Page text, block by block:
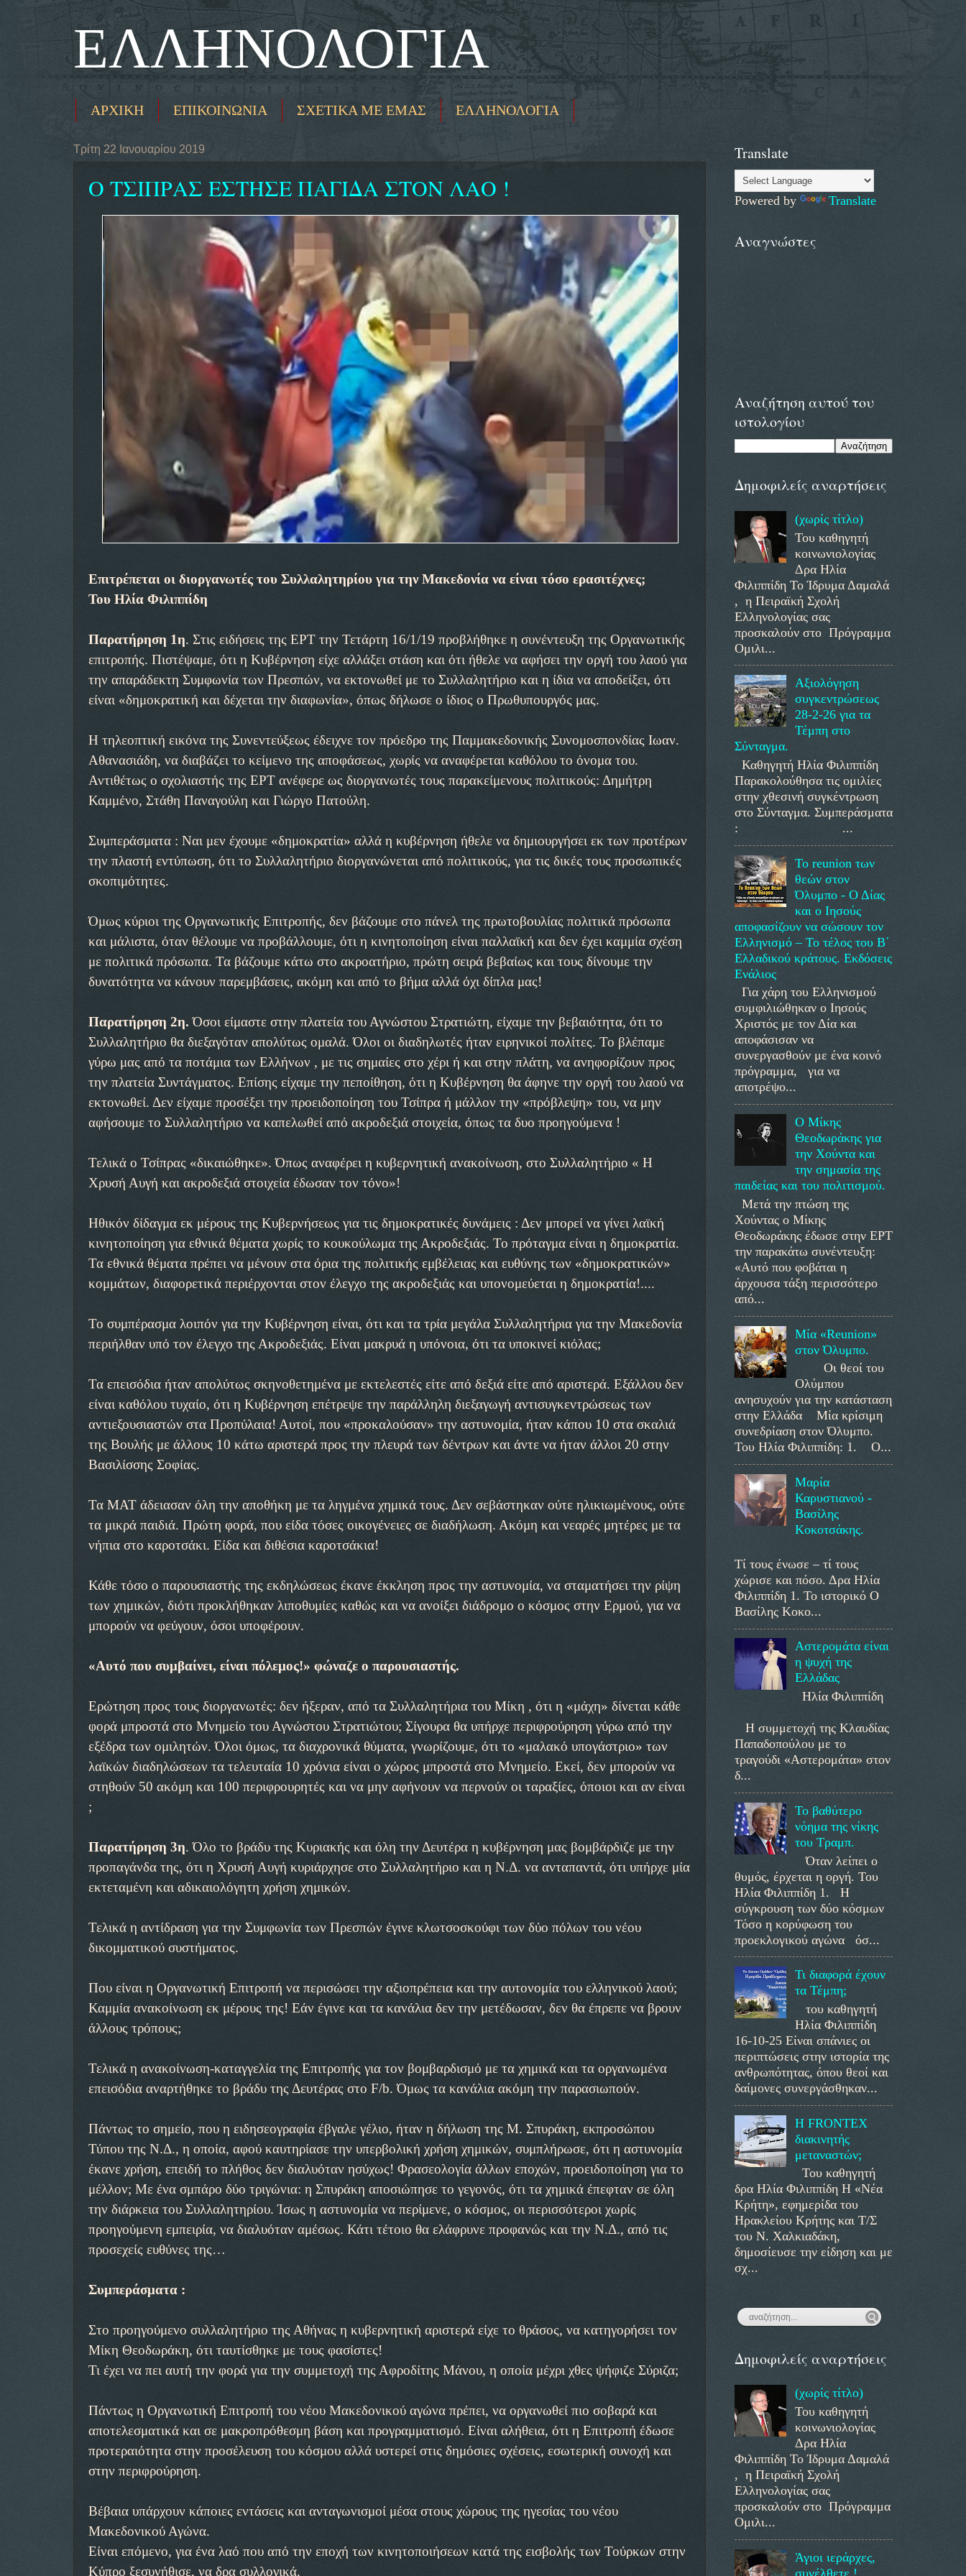
ΕΛΛΗΝΟΛΟΓΙΑ
ΑΡΧΙΚΗ ΕΠΙΚΟΙΝΩΝΙΑ ΣΧΕΤΙΚΑ ΜΕ ΕΜΑΣ ΕΛΛΗΝΟΛΟΓΙΑ
Τρίτη 22 Ιανουαρίου 2019
Ο ΤΣΙΠΡΑΣ ΕΣΤΗΣΕ ΠΑΓΙΔΑ ΣΤΟΝ ΛΑΟ !
Επιτρέπεται οι διοργανωτές του Συλλαλητηρίου για την Μακεδονία να είναι τόσο ερασιτέχνες;
Του Ηλία Φιλιππίδη
Παρατήρηση 1η. Στις ειδήσεις της ΕΡΤ την Τετάρτη 16/1/19 προβλήθηκε η συνέντευξη της Οργανωτικής
επιτροπής. Πιστέψαμε, ότι η Κυβέρνηση είχε αλλάξει στάση και ότι ήθελε να αφήσει την οργή του λαού για
την απαράδεκτη Συμφωνία των Πρεσπών, να εκτονωθεί με το Συλλαλητήριο και η ίδια να αποδείξει, ότι
είναι «δημοκρατική και δέχεται την διαφωνία», όπως δήλωσε ο ίδιος ο Πρωθυπουργός μας.
Η τηλεοπτική εικόνα της Συνεντεύξεως έδειχνε τον πρόεδρο της Παμμακεδονικής Συνομοσπονδίας Ιωαν.
Αθανασιάδη, να διαβάζει το κείμενο της αποφάσεως, χωρίς να αναφέρεται καθόλου το όνομα του.
Αντιθέτως ο σχολιαστής της ΕΡΤ ανέφερε ως διοργανωτές τους παρακείμενους πολιτικούς: Δημήτρη
Καμμένο, Στάθη Παναγούλη και Γιώργο Πατούλη.
Συμπεράσματα : Ναι μεν έχουμε «δημοκρατία» αλλά η κυβέρνηση ήθελε να δημιουργήσει εκ των προτέρων
την πλαστή εντύπωση, ότι το Συλλαλητήριο διοργανώνεται από πολιτικούς, για τις δικές τους προσωπικές
σκοπιμότητες.
Όμως κύριοι της Οργανωτικής Επιτροπής, δεν βάζουμε στο πάνελ της πρωτοβουλίας πολιτικά πρόσωπα
και μάλιστα, όταν θέλουμε να προβάλλουμε, ότι η κινητοποίηση είναι παλλαϊκή και δεν έχει καμμία σχέση
με πολιτικά πρόσωπα. Τα βάζουμε κάτω στο ακροατήριο, πρώτη σειρά βεβαίως και τους δίνουμε την
δυνατότητα να κάνουν παρεμβάσεις, ακόμη και από το βήμα αλλά όχι δίπλα μας!
Παρατήρηση 2η. Όσοι είμαστε στην πλατεία του Αγνώστου Στρατιώτη, είχαμε την βεβαιότητα, ότι το
Συλλαλητήριο θα διεξαγόταν απολύτως ομαλά. Όλοι οι διαδηλωτές ήταν ειρηνικοί πολίτες. Το βλέπαμε
γύρω μας από τα ποτάμια των Ελλήνων , με τις σημαίες στο χέρι ή και στην πλάτη, να ανηφορίζουν προς
την πλατεία Συντάγματος. Επίσης είχαμε την πεποίθηση, ότι η Κυβέρνηση θα άφηνε την οργή του λαού να
εκτονωθεί. Δεν είχαμε προσέξει την προειδοποίηση του Τσίπρα ή μάλλον την «πρόβλεψη» του, να μην
αφήσουμε το Συλλαλητήριο να καπελωθεί από ακροδεξιά στοιχεία, όπως τα δυο προηγούμενα !
Τελικά ο Τσίπρας «δικαιώθηκε». Όπως αναφέρει η κυβερνητική ανακοίνωση, στο Συλλαλητήριο « Η
Χρυσή Αυγή και ακροδεξιά στοιχεία έδωσαν τον τόνο»!
Ηθικόν δίδαγμα εκ μέρους της Κυβερνήσεως για τις δημοκρατικές δυνάμεις : Δεν μπορεί να γίνει λαϊκή
κινητοποίηση για εθνικά θέματα χωρίς το κουκούλωμα της Ακροδεξιάς. Το πρόταγμα είναι η δημοκρατία.
Τα εθνικά θέματα πρέπει να μένουν στα όρια της πολιτικής εμβέλειας και ευθύνης των «δημοκρατικών»
κομμάτων, διαφορετικά περιέρχονται στον έλεγχο της ακροδεξιάς και υπονομεύεται η δημοκρατία!....
Το συμπέρασμα λοιπόν για την Κυβέρνηση είναι, ότι και τα τρία μεγάλα Συλλαλητήρια για την Μακεδονία
περιήλθαν υπό τον έλεγχο της Ακροδεξιάς. Είναι μακρυά η υπόνοια, ότι τα υποκινεί κιόλας;
Τα επεισόδια ήταν απολύτως σκηνοθετημένα με εκτελεστές είτε από δεξιά είτε από αριστερά. Εξάλλου δεν
είναι καθόλου τυχαίο, ότι η Κυβέρνηση επέτρεψε την παράλληλη διεξαγωγή αντισυγκεντρώσεως των
αντιεξουσιαστών στα Προπύλαια! Αυτοί, που «προκαλούσαν» την αστυνομία, ήταν κάπου 10 στα σκαλιά
της Βουλής με άλλους 10 κάτω αριστερά προς την πλευρά των δέντρων και άντε να ήταν άλλοι 20 στην
Βασιλίσσης Σοφίας.
Τα ΜΑΤ άδειασαν όλη την αποθήκη με τα ληγμένα χημικά τους. Δεν σεβάστηκαν ούτε ηλικιωμένους, ούτε
τα μικρά παιδιά. Πρώτη φορά, που είδα τόσες οικογένειες σε διαδήλωση. Ακόμη και νεαρές μητέρες με τα
νήπια στο καροτσάκι. Είδα και διθέσια καροτσάκια!
Κάθε τόσο ο παρουσιαστής της εκδηλώσεως έκανε έκκληση προς την αστυνομία, να σταματήσει την ρίψη
των χημικών, διότι προκλήθηκαν λιποθυμίες καθώς και να ανοίξει διάδρομο ο κόσμος στην Ερμού, για να
μπορούν να φεύγουν, όσοι υποφέρουν.
«Αυτό που συμβαίνει, είναι πόλεμος!» φώναζε ο παρουσιαστής.
Ερώτηση προς τους διοργανωτές: δεν ήξεραν, από τα Συλλαλητήρια του Μίκη , ότι η «μάχη» δίνεται κάθε
φορά μπροστά στο Μνημείο του Αγνώστου Στρατιώτου; Σίγουρα θα υπήρχε περιφρούρηση γύρω από την
εξέδρα των ομιλητών. Όλοι όμως, τα διαχρονικά θύματα, γνωρίζουμε, ότι το «μαλακό υπογάστριο» των
λαϊκών διαδηλώσεων τα τελευταία 10 χρόνια είναι ο χώρος μπροστά στο Μνημείο. Εκεί, δεν μπορούν να
στηθούν 50 ακόμη και 100 περιφρουρητές και να μην αφήνουν να περνούν οι ταραξίες, όποιοι και αν είναι
;
Παρατήρηση 3η. Όλο το βράδυ της Κυριακής και όλη την Δευτέρα η κυβέρνηση μας βομβάρδιζε με την
προπαγάνδα της, ότι η Χρυσή Αυγή κυριάρχησε στο Συλλαλητήριο και η Ν.Δ. να ανταπαντά, ότι υπήρχε μία
εκτεταμένη και αδικαιολόγητη χρήση χημικών.
Τελικά η αντίδραση για την Συμφωνία των Πρεσπών έγινε κλωτσοσκούφι των δύο πόλων του νέου
δικομματικού συστήματος.
Που είναι η Οργανωτική Επιτροπή να περισώσει την αξιοπρέπεια και την αυτονομία του ελληνικού λαού;
Καμμία ανακοίνωση εκ μέρους της! Εάν έγινε και τα κανάλια δεν την μετέδωσαν, δεν θα έπρεπε να βρουν
άλλους τρόπους;
Τελικά η ανακοίνωση-καταγγελία της Επιτροπής για τον βομβαρδισμό με τα χημικά και τα οργανωμένα
επεισόδια αναρτήθηκε το βράδυ της Δευτέρας στο F/b. Όμως τα κανάλια ακόμη την παρασιωπούν.
Πάντως το σημείο, που η ειδησεογραφία έβγαλε γέλιο, ήταν η δήλωση της Μ. Σπυράκη, εκπροσώπου
Τύπου της Ν.Δ., η οποία, αφού καυτηρίασε την υπερβολική χρήση χημικών, συμπλήρωσε, ότι η αστυνομία
έκανε χρήση, επειδή το πλήθος δεν διαλυόταν ησύχως! Φρασεολογία άλλων εποχών, προειδοποίηση για το
μέλλον; Με ένα σμπάρο δύο τριγώνια: η Σπυράκη αποσιώπησε το γεγονός, ότι τα χημικά έπεφταν σε όλη
την διάρκεια του Συλλαλητηρίου. Ίσως η αστυνομία να περίμενε, ο κόσμος, οι περισσότεροι χωρίς
προηγούμενη εμπειρία, να διαλυόταν αμέσως. Κάτι τέτοιο θα ελάφρυνε προφανώς και την Ν.Δ., από τις
προσεχείς ευθύνες της…
Συμπεράσματα :
Στο προηγούμενο συλλαλητήριο της Αθήνας η κυβερνητική αριστερά είχε το θράσος, να κατηγορήσει τον
Μίκη Θεοδωράκη, ότι ταυτίσθηκε με τους φασίστες!
Τι έχει να πει αυτή την φορά για την συμμετοχή της Αφροδίτης Μάνου, η οποία μέχρι χθες ψήφιζε Σύριζα;
Πάντως η Οργανωτική Επιτροπή του νέου Μακεδονικού αγώνα πρέπει, να οργανωθεί πιο σοβαρά και
αποτελεσματικά και σε μακροπρόθεσμη βάση και προγραμματισμό. Είναι αλήθεια, ότι η Επιτροπή έδωσε
προτεραιότητα στην προσέλευση του κόσμου αλλά υστερεί στις δημόσιες σχέσεις, εσωτερική συνοχή και
στην περιφρούρηση.
Βέβαια υπάρχουν κάποιες εντάσεις και ανταγωνισμοί μέσα στους χώρους της ηγεσίας του νέου
Μακεδονικού Αγώνα.
Είναι επόμενο, για ένα λαό που από την εποχή των κινητοποιήσεων κατά της εισβολής των Τούρκων στην
Κύπρο ξεσυνήθισε, να δρα συλλογικά.
Translate
Powered by Translate
Αναγνώστες
Αναζήτηση αυτού του
ιστολογίου
Δημοφιλείς αναρτήσεις
(χωρίς τίτλο)
Του καθηγητή
κοινωνιολογίας
Δρα Ηλία
Φιλιππίδη Το Ίδρυμα Δαμαλά
, η Πειραϊκή Σχολή
Ελληνολογίας σας
προσκαλούν στο Πρόγραμμα
Ομιλι...
Αξιολόγηση
συγκεντρώσεως
28-2-26 για τα
Τέμπη στο
Σύνταγμα.
Καθηγητή Ηλία Φιλιππίδη
Παρακολούθησα τις ομιλίες
στην χθεσινή συγκέντρωση
στο Σύνταγμα. Συμπεράσματα
: ...
Το reunion των
θεών στον
Όλυμπο - Ο Δίας
και ο Ιησούς
αποφασίζουν να σώσουν τον
Ελληνισμό – Το τέλος του Β΄
Ελλαδικού κράτους. Εκδόσεις
Ενάλιος
Για χάρη του Ελληνισμού
συμφιλιώθηκαν ο Ιησούς
Χριστός με τον Δία και
αποφάσισαν να
συνεργασθούν με ένα κοινό
πρόγραμμα, για να
αποτρέψο...
Ο Μίκης
Θεοδωράκης για
την Χούντα και
την σημασία της
παιδείας και του πολιτισμού.
Μετά την πτώση της
Χούντας ο Μίκης
Θεοδωράκης έδωσε στην ΕΡΤ
την παρακάτω συνέντευξη:
«Αυτό που φοβάται η
άρχουσα τάξη περισσότερο
από...
Μία «Reunion»
στον Όλυμπο.
Οι θεοί του
Ολύμπου
ανησυχούν για την κατάσταση
στην Ελλάδα Μία κρίσιμη
συνεδρίαση στον Όλυμπο.
Του Ηλία Φιλιππίδη: 1. Ο...
Μαρία
Καρυστιανού -
Βασίλης
Κοκοτσάκης.
Τί τους ένωσε – τί τους
χώρισε και πόσο. Δρα Ηλία
Φιλιππίδη 1. Το ιστορικό Ο
Βασίλης Κοκο...
Αστερομάτα είναι
η ψυχή της
Ελλάδας
Ηλία Φιλιππίδη
Η συμμετοχή της Κλαυδίας
Παπαδοπούλου με το
τραγούδι «Αστερομάτα» στον
δ...
Το βαθύτερο
νόημα της νίκης
του Τραμπ.
Όταν λείπει ο
θυμός, έρχεται η οργή. Του
Ηλία Φιλιππίδη 1. Η
σύγκρουση των δύο κόσμων
Τόσο η κορύφωση του
προεκλογικού αγώνα όσ...
Τι διαφορά έχουν
τα Τέμπη;
του καθηγητή
Ηλία Φιλιππίδη
16-10-25 Είναι σπάνιες οι
περιπτώσεις στην ιστορία της
ανθρωπότητας, όπου θεοί και
δαίμονες συνεργάσθηκαν...
Η FRONTEX
διακινητής
μεταναστών;
Του καθηγητή
δρα Ηλία Φιλιππίδη Η «Νέα
Κρήτη», εφημερίδα του
Ηρακλείου Κρήτης και Τ/Σ
του Ν. Χαλκιαδάκη,
δημοσίευσε την είδηση και με
σχ...
Δημοφιλείς αναρτήσεις
(χωρίς τίτλο)
Του καθηγητή
κοινωνιολογίας
Δρα Ηλία
Φιλιππίδη Το Ίδρυμα Δαμαλά
, η Πειραϊκή Σχολή
Ελληνολογίας σας
προσκαλούν στο Πρόγραμμα
Ομιλι...
Άγιοι ιεράρχες,
συνέλθετε !